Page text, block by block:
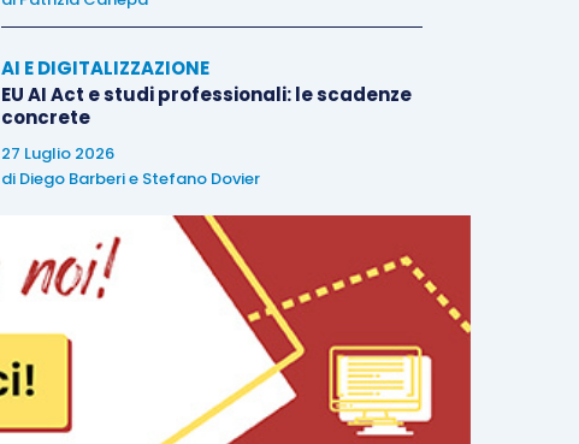
AI E DIGITALIZZAZIONE
EU AI Act e studi professionali: le scadenze
concrete
27 Luglio 2026
di Diego Barberie Stefano Dovier